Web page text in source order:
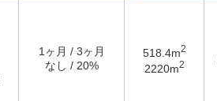
1ヶ月 / 3ヶ月
なし / 20%
518.4m2
2220m2